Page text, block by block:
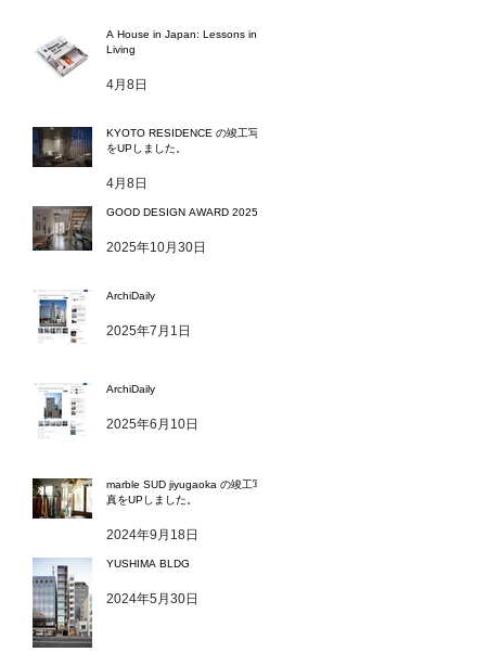
A House in Japan: Lessons in
Living
4月8日
KYOTO RESIDENCE の竣工写真
をUPしました。
4月8日
GOOD DESIGN AWARD 2025
2025年10月30日
ArchiDaily
2025年7月1日
ArchiDaily
2025年6月10日
marble SUD jiyugaoka の竣工写
真をUPしました。
2024年9月18日
YUSHIMA BLDG
2024年5月30日